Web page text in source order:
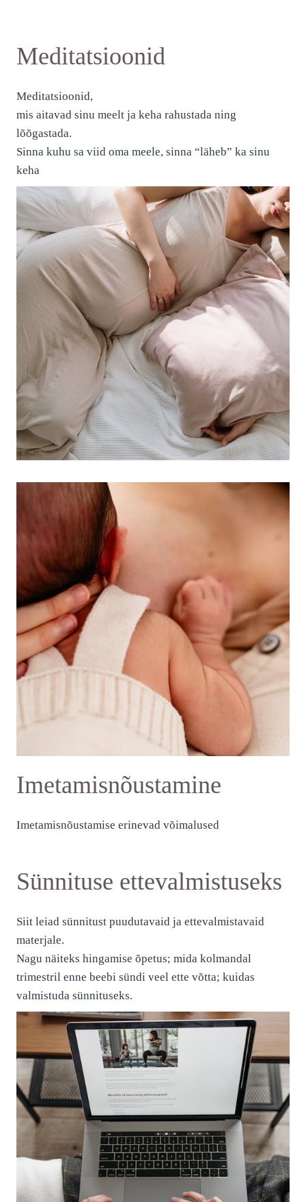
Meditatsioonid
Meditatsioonid,
mis aitavad sinu meelt ja keha rahustada ning
lõõgastada.
Sinna kuhu sa viid oma meele, sinna “läheb” ka sinu
keha
Imetamisnõustamine
Imetamisnõustamise erinevad võimalused
Sünnituse ettevalmistuseks
Siit leiad sünnitust puudutavaid ja ettevalmistavaid
materjale.
Nagu näiteks hingamise õpetus; mida kolmandal
trimestril enne beebi sündi veel ette võtta; kuidas
valmistuda sünnituseks.